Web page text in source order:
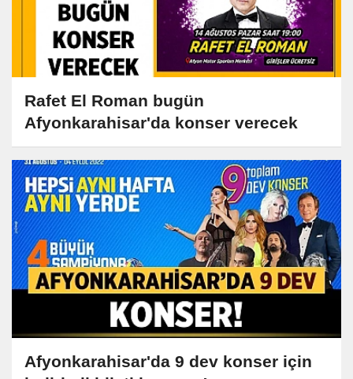
Rafet El Roman bugün
Afyonkarahisar'da konser verecek
Afyonkarahisar'da 9 dev konser için